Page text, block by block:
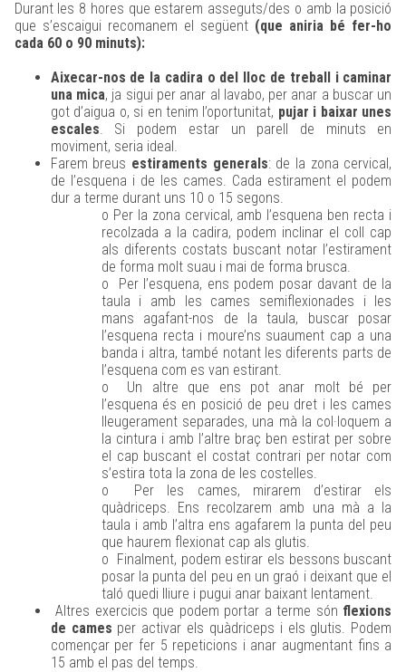
Durant les 8 hores que estarem asseguts/des o amb la posició
que s’escaigui recomanem el següent (que aniria bé fer-ho
cada 60 o 90 minuts):
Aixecar-nos de la cadira o del lloc de treball i caminar
una mica, ja sigui per anar al lavabo, per anar a buscar un
got d’aigua o, si en tenim l’oportunitat, pujar i baixar unes
escales. Si podem estar un parell de minuts en
moviment, seria ideal.
Farem breus estiraments generals: de la zona cervical,
de l’esquena i de les cames. Cada estirament el podem
dur a terme durant uns 10 o 15 segons.
o Per la zona cervical, amb l’esquena ben recta i
recolzada a la cadira, podem inclinar el coll cap
als diferents costats buscant notar l’estirament
de forma molt suau i mai de forma brusca.
o Per l’esquena, ens podem posar davant de la
taula i amb les cames semiflexionades i les
mans agafant-nos de la taula, buscar posar
l’esquena recta i moure’ns suaument cap a una
banda i altra, també notant les diferents parts de
l’esquena com es van estirant.
o Un altre que ens pot anar molt bé per
l’esquena és en posició de peu dret i les cames
lleugerament separades, una mà la col·loquem a
la cintura i amb l’altre braç ben estirat per sobre
el cap buscant el costat contrari per notar com
s’estira tota la zona de les costelles.
o Per les cames, mirarem d’estirar els
quàdriceps. Ens recolzarem amb una mà a la
taula i amb l’altra ens agafarem la punta del peu
que haurem flexionat cap als glutis.
o Finalment, podem estirar els bessons buscant
posar la punta del peu en un graó i deixant que el
taló quedi lliure i pugui anar baixant lentament.
Altres exercicis que podem portar a terme són flexions
de cames per activar els quàdriceps i els glutis. Podem
començar per fer 5 repeticions i anar augmentant fins a
15 amb el pas del temps.